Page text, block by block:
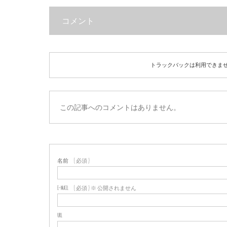
コメント
トラックバックは利用できま
この記事へのコメントはありません。
名前 ( 必須 )
E-MAIL ( 必須 ) ※ 公開されません
URL